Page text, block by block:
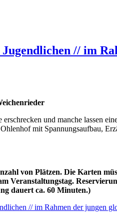
// im
und manche lassen
mit Spannungsaufbau,
von Plätzen. Die Karten
Veranstaltungstag.
dauert ca. 60 Minuten.)
// im Rahmen der jungen